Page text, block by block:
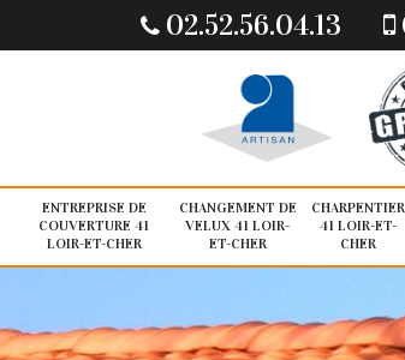
02.52.56.04.13
ENTREPRISE DE
COUVERTURE 41
LOIR-ET-CHER
CHANGEMENT DE
VELUX 41 LOIR-
ET-CHER
CHARPENTIER
41 LOIR-ET-
CHER